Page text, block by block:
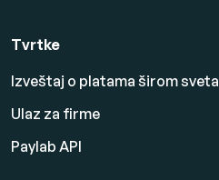
Tvrtke
Izveštaj o platama širom sveta
Ulaz za firme
Paylab API